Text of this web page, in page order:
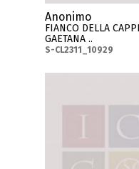
Anonimo
FIANCO DELLA
GAETANA ..
S-CL2311_10929